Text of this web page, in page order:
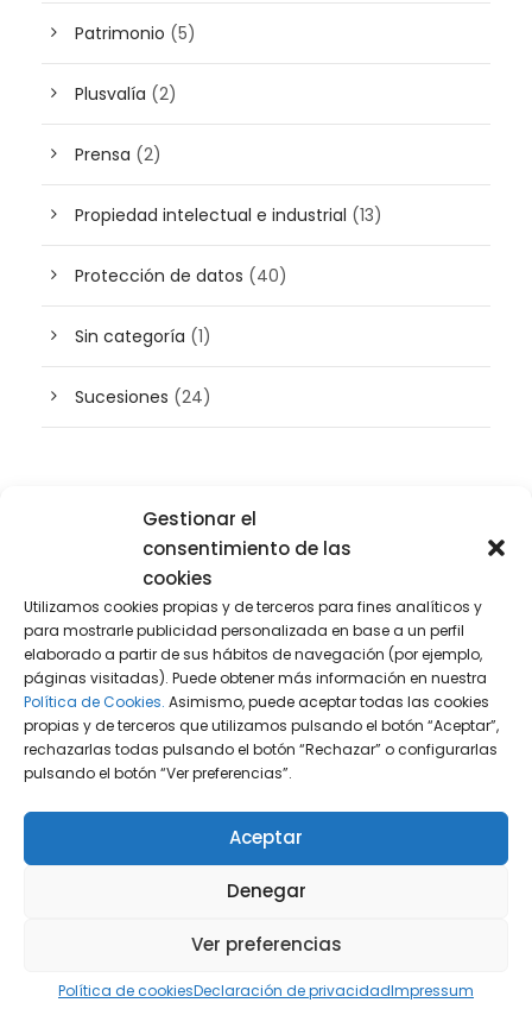
Gestionar el
consentimiento de las
cookies
Utilizamos cookies propias y de terceros para fines analíticos y
para mostrarle publicidad personalizada en base a un perfil
elaborado a partir de sus hábitos de navegación (por ejemplo,
páginas visitadas). Puede obtener más información en nuestra
Política de Cookies. Asimismo, puede aceptar todas las cookies
propias y de terceros que utilizamos pulsando el botón “Aceptar”,
rechazarlas todas pulsando el botón “Rechazar” o configurarlas
pulsando el botón “Ver preferencias”.
Aceptar
Denegar
Ver preferencias
Política de cookiesDeclaración de privacidadImpressum
Patrimonio (5)
Plusvalía (2)
Prensa (2)
Propiedad intelectual e industrial (13)
Protección de datos (40)
Sin categoría (1)
Sucesiones (24)
Buscador de artículos
DiG ABOGADOS
DiG Abogados es un despacho de abogados
multidisciplinar especializado en las materias de
fiscalidad y mercantil. Llevamos más de 50 años al